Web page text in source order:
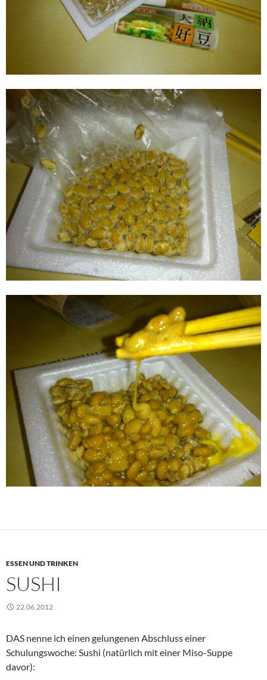
ESSEN UND TRINKEN
SUSHI
22.06.2012
DAS nenne ich einen gelungenen Abschluss einer
Schulungswoche: Sushi (natürlich mit einer Miso-Suppe
davor):